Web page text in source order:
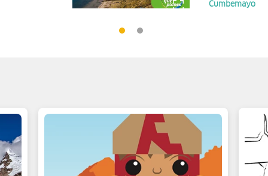
Isla de Taquile
Cumbemayo